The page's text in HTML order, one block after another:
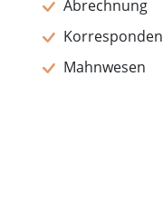
Abrechnung
Mahnwesen